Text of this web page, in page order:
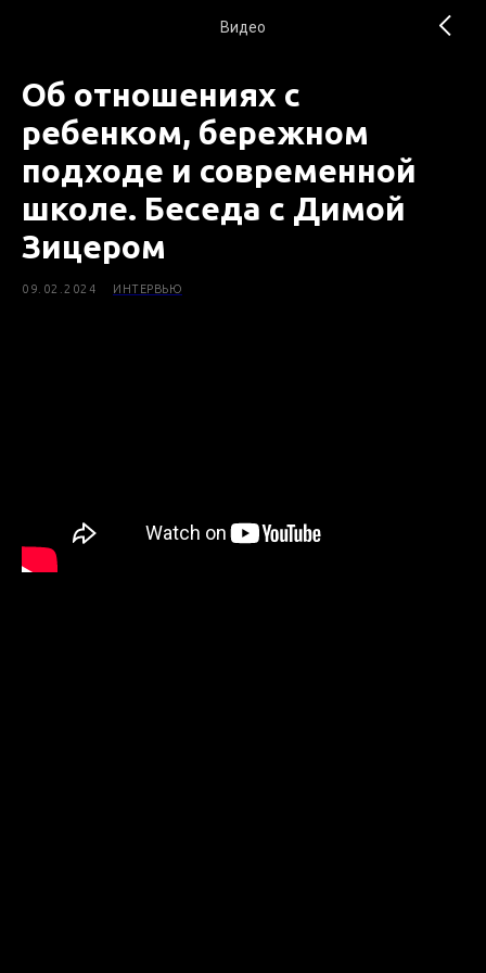
Видео
Об отношениях с
ребенком, бережном
подходе и современной
школе. Беседа с Димой
Зицером
09.02.2024 ИНТЕРВЬЮ